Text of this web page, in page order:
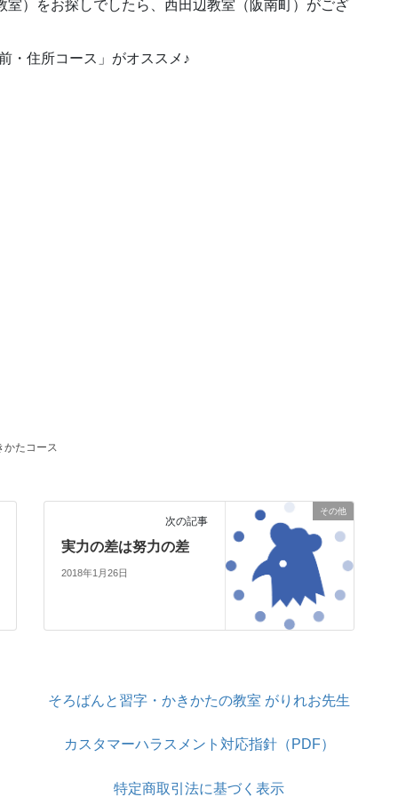
）をお探しでしたら、西田辺教室（阪南町）がござ
・住所コース」がオススメ♪
かたコース
その他
次の記事
実力の差は努力の差
2018年1月26日
そろばんと習字・かきかたの教室 がりれお先生
カスタマーハラスメント対応指針（PDF）
特定商取引法に基づく表示